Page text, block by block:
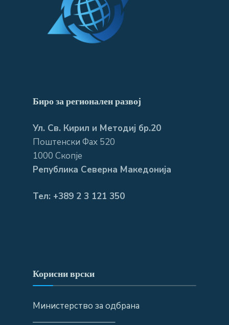
Биро за регионален развој
Ул. Св. Кирил и Методиј бр.20
Поштенски Фах 520
1000 Скопје
Република Северна Македонија
Тел: +389 2 3 121 350
Корисни врски
Министерство за одбрана
—————————–